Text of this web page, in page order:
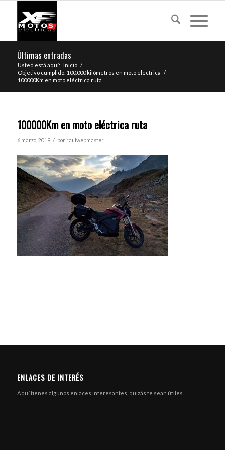
Últimas entradas
Usted está aquí: Inicio /
Objetivo cumplido: 100.000 kilómetros en moto eléctrica /
100000Km en moto eléctrica ruta
100000Km en moto eléctrica ruta
6 marzo, 2019 / por raulwebmaster
ENLACES DE INTERÉS
Aquí tienes algunos enlaces interesantes, quizás te sean útiles.